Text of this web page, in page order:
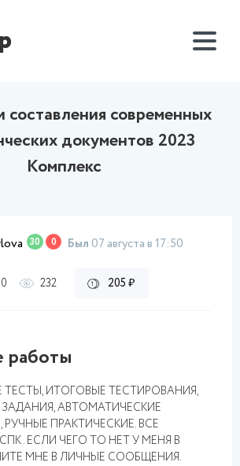
составления современных
документов 2023
Комплекс
30 0 Был 07 августа в 17:50
0 232 205 ₽
работы
ТЕСТЫ, ИТОГОВЫЕ ТЕСТИРОВАНИЯ,
АВТОМАТИЧЕСКИЕ
РУЧНЫЕ ПРАКТИЧЕСКИЕ. ВСЕ
. ЕСЛИ ЧЕГО ТО НЕТ У МЕНЯ В
МНЕ В ЛИЧНЫЕ СООБЩЕНИЯ.